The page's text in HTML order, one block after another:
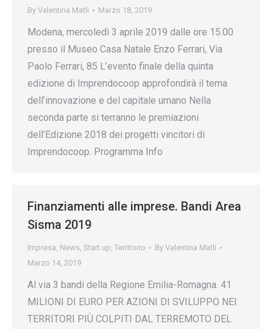
By Valentina Matli Marzo 18, 2019
Modena, mercoledì 3 aprile 2019 dalle ore 15.00
presso il Museo Casa Natale Enzo Ferrari, Via
Paolo Ferrari, 85 L’evento finale della quinta
edizione di Imprendocoop approfondirà il tema
dell’innovazione e del capitale umano Nella
seconda parte si terranno le premiazioni
dell’Edizione 2018 dei progetti vincitori di
Imprendocoop. Programma Info
Finanziamenti alle imprese. Bandi Area
Sisma 2019
Impresa, News, Start up, Territorio By Valentina Matli
Marzo 14, 2019
Al via 3 bandi della Regione Emilia-Romagna. 41
MILIONI DI EURO PER AZIONI DI SVILUPPO NEI
TERRITORI PIÙ COLPITI DAL TERREMOTO DEL